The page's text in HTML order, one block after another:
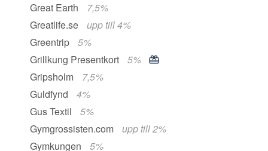
Great Earth
7,5%
Greatlife.se
upp till 4%
Greentrip
5%
Grillkung Presentkort
5%
Gripsholm
7,5%
Guldfynd
4%
Gus Textil
5%
Gymgrossisten.com
upp till 2%
Gymkungen
5%